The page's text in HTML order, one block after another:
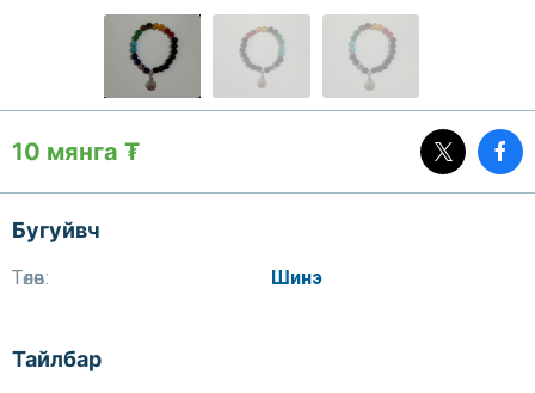
10 мянга ₮
Бугуйвч
Төлөв: Шинэ
Тайлбар